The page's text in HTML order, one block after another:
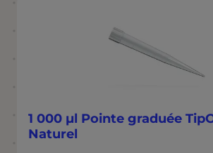
1 000 µl Pointe graduée
Naturel